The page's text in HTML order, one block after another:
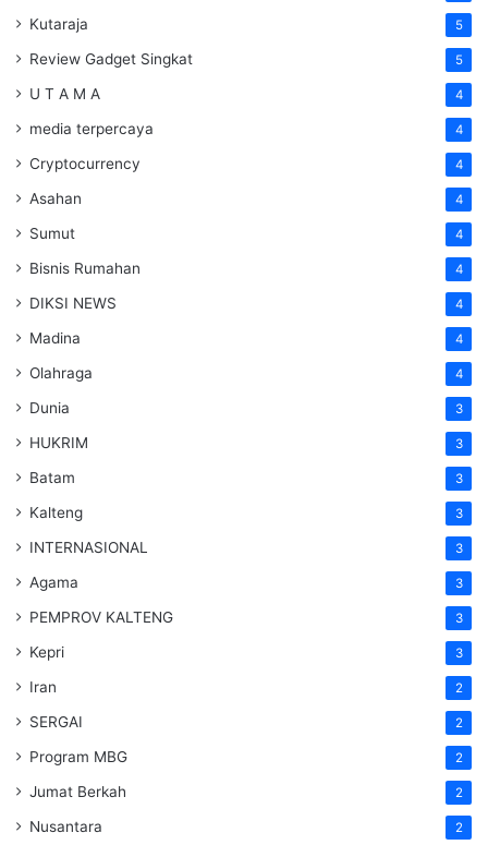
Kutaraja 5
Review Gadget Singkat 5
U T A M A 4
media terpercaya 4
Cryptocurrency 4
Asahan 4
Sumut 4
Bisnis Rumahan 4
DIKSI NEWS 4
Madina 4
Olahraga 4
Dunia 3
HUKRIM 3
Batam 3
Kalteng 3
INTERNASIONAL 3
Agama 3
PEMPROV KALTENG 3
Kepri 3
Iran 2
SERGAI 2
Program MBG 2
Jumat Berkah 2
Nusantara 2